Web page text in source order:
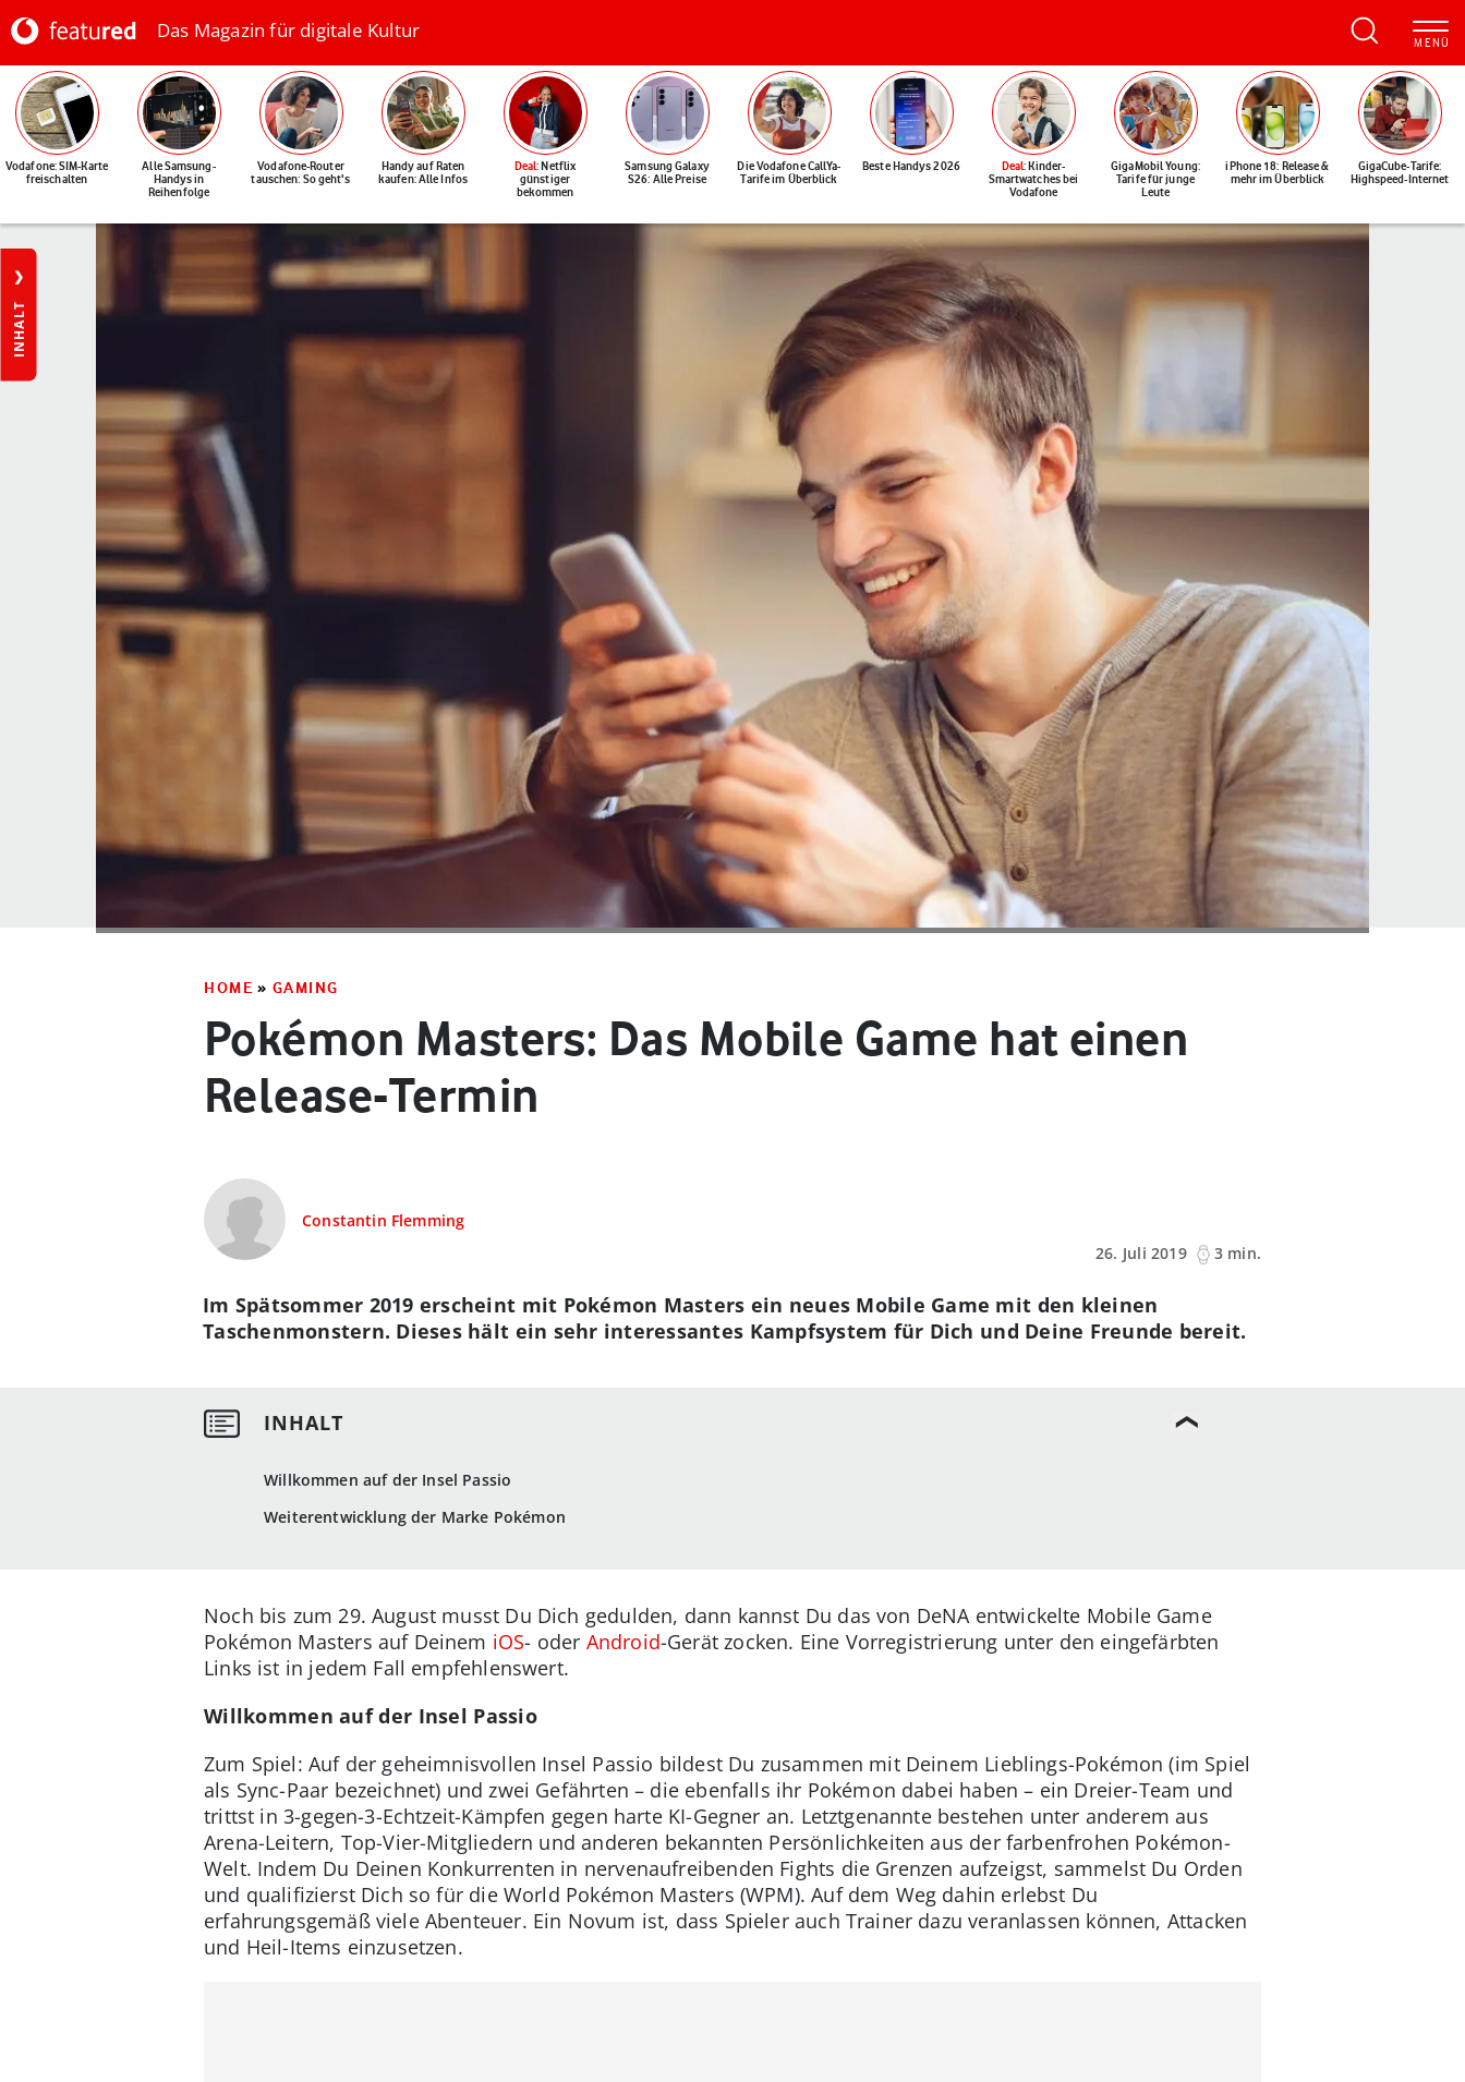
Das Magazin für digitale Kultur
Vodafone: SIM-Karte
freischalten
Alle Samsung-
Handys in
Reihenfolge
Vodafone-Router
tauschen: So geht's
Handy auf Raten
kaufen: Alle Infos
Deal: Netflix
günstiger
bekommen
Samsung Galaxy
S26: Alle Preise
Die Vodafone CallYa-
Tarife im Überblick
Beste Handys 2026 Deal: Kinder-
Smartwatches bei
Vodafone
GigaMobil Young:
Tarife für junge
Leute
iPhone 18: Release &
mehr im Überblick
GigaCube-Tarife:
Highspeed-Internet
INHALT
HOME » GAMING
Pokémon Masters: Das Mobile Game hat einen
Release-Termin
Constantin Flemming
26. Juli 2019
3 min.
Willkommen auf der Insel Passio
Weiterentwicklung der Marke Pokémon
Im Spätsommer 2019 erscheint mit Pokémon Masters ein neues Mobile Game mit den kleinen
Taschenmonstern. Dieses hält ein sehr interessantes Kampfsystem für Dich und Deine Freunde bereit.
Noch bis zum 29. August musst Du Dich gedulden, dann kannst Du das von DeNA entwickelte Mobile Game
Pokémon Masters auf Deinem iOS- oder Android-Gerät zocken. Eine Vorregistrierung unter den eingefärbten
Links ist in jedem Fall empfehlenswert.
Willkommen auf der Insel Passio
Zum Spiel: Auf der geheimnisvollen Insel Passio bildest Du zusammen mit Deinem Lieblings-Pokémon (im Spiel
als Sync-Paar bezeichnet) und zwei Gefährten – die ebenfalls ihr Pokémon dabei haben – ein Dreier-Team und
trittst in 3-gegen-3-Echtzeit-Kämpfen gegen harte KI-Gegner an. Letztgenannte bestehen unter anderem aus
Arena-Leitern, Top-Vier-Mitgliedern und anderen bekannten Persönlichkeiten aus der farbenfrohen Pokémon-
Welt. Indem Du Deinen Konkurrenten in nervenaufreibenden Fights die Grenzen aufzeigst, sammelst Du Orden
und qualifizierst Dich so für die World Pokémon Masters (WPM). Auf dem Weg dahin erlebst Du
erfahrungsgemäß viele Abenteuer. Ein Novum ist, dass Spieler auch Trainer dazu veranlassen können, Attacken
und Heil-Items einzusetzen.